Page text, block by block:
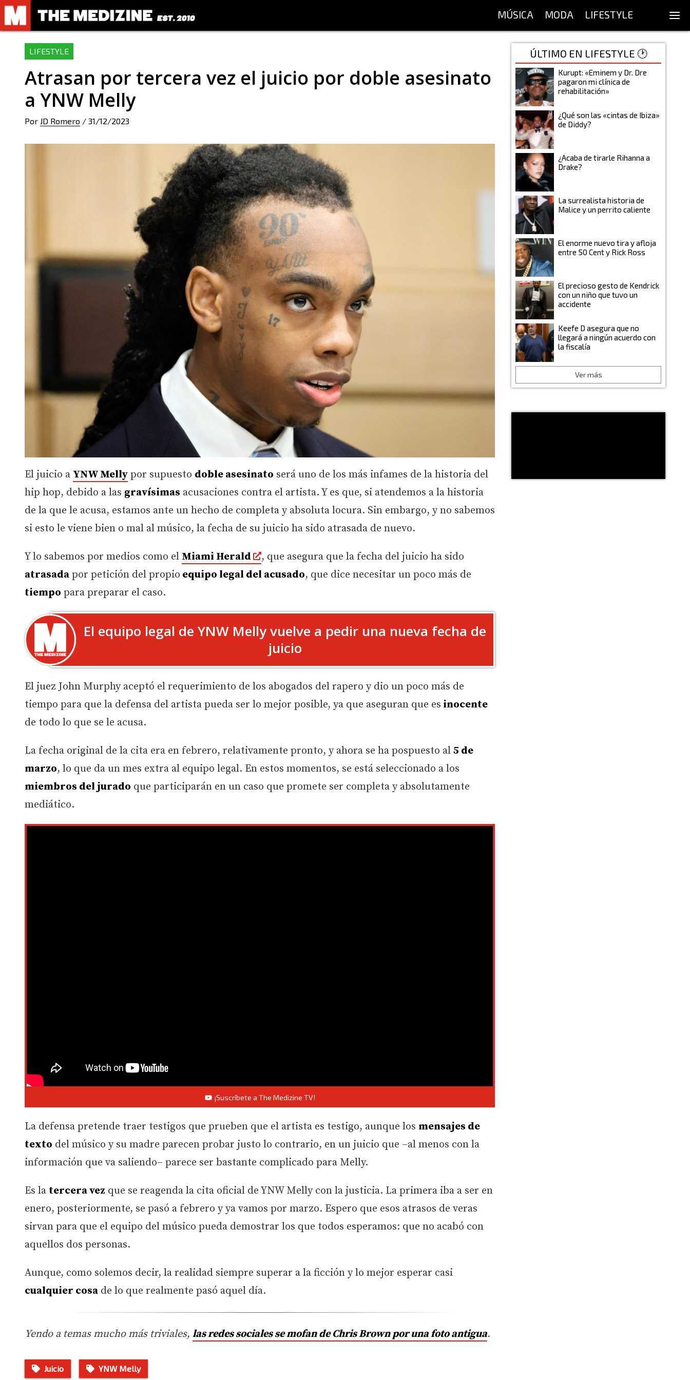
MÚSICA MODA LIFESTYLE
LIFESTYLE
Atrasan por tercera vez el juicio por doble asesinato
a YNW Melly
Por JD Romero / 31/12/2023
El juicio a YNW Melly por supuesto doble asesinato será uno de los más infames de la historia del
hip hop, debido a las gravísimas acusaciones contra el artista. Y es que, si atendemos a la historia
de la que le acusa, estamos ante un hecho de completa y absoluta locura. Sin embargo, y no sabemos
si esto le viene bien o mal al músico, la fecha de su juicio ha sido atrasada de nuevo.
Y lo sabemos por medios como el Miami Herald
, que asegura que la fecha del juicio ha sido
atrasada por petición del propio equipo legal del acusado, que dice necesitar un poco más de
tiempo para preparar el caso.
El equipo legal de YNW Melly vuelve a pedir una nueva fecha de
juicio
El juez John Murphy aceptó el requerimiento de los abogados del rapero y dio un poco más de
tiempo para que la defensa del artista pueda ser lo mejor posible, ya que aseguran que es inocente
de todo lo que se le acusa.
La fecha original de la cita era en febrero, relativamente pronto, y ahora se ha pospuesto al 5 de
marzo, lo que da un mes extra al equipo legal. En estos momentos, se está seleccionado a los
miembros del jurado que participarán en un caso que promete ser completa y absolutamente
mediático.
¡Suscríbete a The Medizine TV!
La defensa pretende traer testigos que prueben que el artista es testigo, aunque los mensajes de
texto del músico y su madre parecen probar justo lo contrario, en un juicio que –al menos con la
información que va saliendo– parece ser bastante complicado para Melly.
Es la tercera vez que se reagenda la cita oficial de YNW Melly con la justicia. La primera iba a ser en
enero, posteriormente, se pasó a febrero y ya vamos por marzo. Espero que esos atrasos de veras
sirvan para que el equipo del músico pueda demostrar los que todos esperamos: que no acabó con
aquellos dos personas.
Aunque, como solemos decir, la realidad siempre superar a la ficción y lo mejor esperar casi
cualquier cosa de lo que realmente pasó aquel día.
Yendo a temas mucho más triviales, las redes sociales se mofan de Chris Brown por una foto antigua.
Juicio YNW Melly
ÚLTIMO EN LIFESTYLE 🕐
Kurupt: «Eminem y Dr. Dre
pagaron mi clínica de
rehabilitación»
¿Qué son las «cintas de Ibiza»
de Diddy?
¿Acaba de tirarle Rihanna a
Drake?
La surrealista historia de
Malice y un perrito caliente
El enorme nuevo tira y afloja
entre 50 Cent y Rick Ross
El precioso gesto de Kendrick
con un niño que tuvo un
accidente
Keefe D asegura que no
llegará a ningún acuerdo con
la fiscalía
Ver más